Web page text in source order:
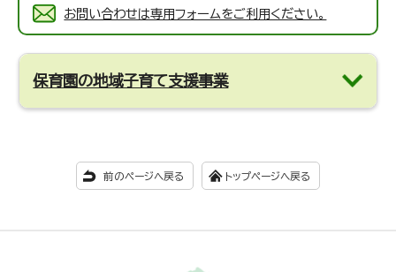
お問い合わせは専用フォームをご利用ください。
保育園の地域子育て支援事業
前のページへ戻る トップページへ戻る